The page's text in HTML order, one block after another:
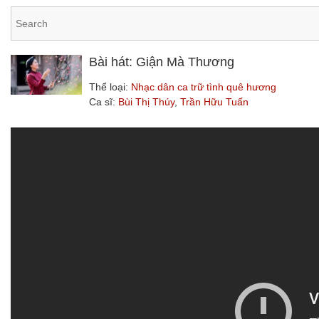
Bài hát: Giận Mà Thương
Thể loại: Nhạc dân ca trữ tình quê hương
Ca sĩ: Bùi Thị Thúy,Trần Hữu Tuấn